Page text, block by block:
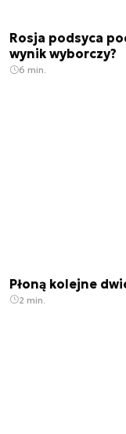
Rosja podsyca
wynik wyborczy?
6 min.
Płoną kolejne
2 min.